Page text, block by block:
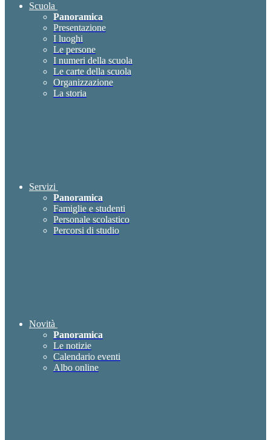
Scuola
Panoramica
Presentazione
I luoghi
Le persone
I numeri della scuola
Le carte della scuola
Organizzazione
La storia
Servizi
Panoramica
Famiglie e studenti
Personale scolastico
Percorsi di studio
Novità
Panoramica
Le notizie
Calendario eventi
Albo online